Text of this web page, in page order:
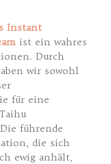
Instant
ist ein wahres
Durch
wir sowohl
für eine
führende
die sich
ewig anhält,